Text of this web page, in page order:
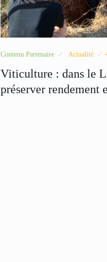
Contenu Partenaire Actualité
Viticulture : dans le
préserver rendement